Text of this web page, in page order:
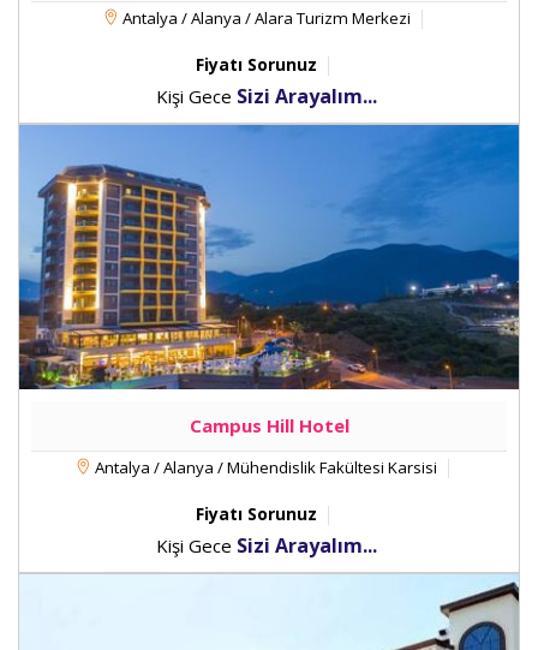
Antalya / Alanya / Alara Turizm Merkezi
Fiyatı Sorunuz
Kişi Gece Sizi Arayalım...
Campus Hill Hotel
Antalya / Alanya / Mühendislik Fakültesi Karsisi
Fiyatı Sorunuz
Kişi Gece Sizi Arayalım...